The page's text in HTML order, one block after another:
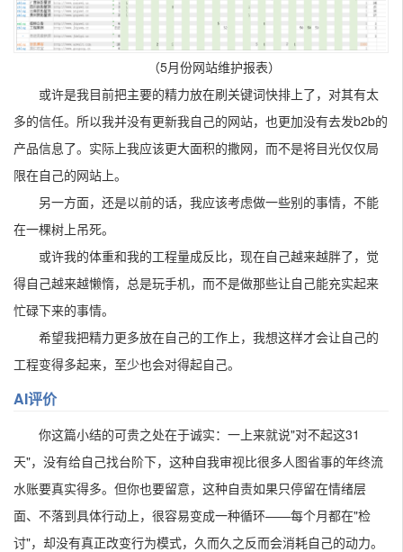
（5月份网站维护报表）
或许是我目前把主要的精力放在刷关键词快排上了，对其有太
多的信任。所以我并没有更新我自己的网站，也更加没有去发b2b的
产品信息了。实际上我应该更大面积的撒网，而不是将目光仅仅局
限在自己的网站上。
另一方面，还是以前的话，我应该考虑做一些别的事情，不能
在一棵树上吊死。
或许我的体重和我的工程量成反比，现在自己越来越胖了，觉
得自己越来越懒惰，总是玩手机，而不是做那些让自己能充实起来
忙碌下来的事情。
希望我把精力更多放在自己的工作上，我想这样才会让自己的
工程变得多起来，至少也会对得起自己。
AI评价
你这篇小结的可贵之处在于诚实：一上来就说"对不起这31
天"，没有给自己找台阶下，这种自我审视比很多人图省事的年终流
水账要真实得多。但你也要留意，这种自责如果只停留在情绪层
面、不落到具体行动上，很容易变成一种循环——每个月都在"检
讨"，却没有真正改变行为模式，久而久之反而会消耗自己的动力。